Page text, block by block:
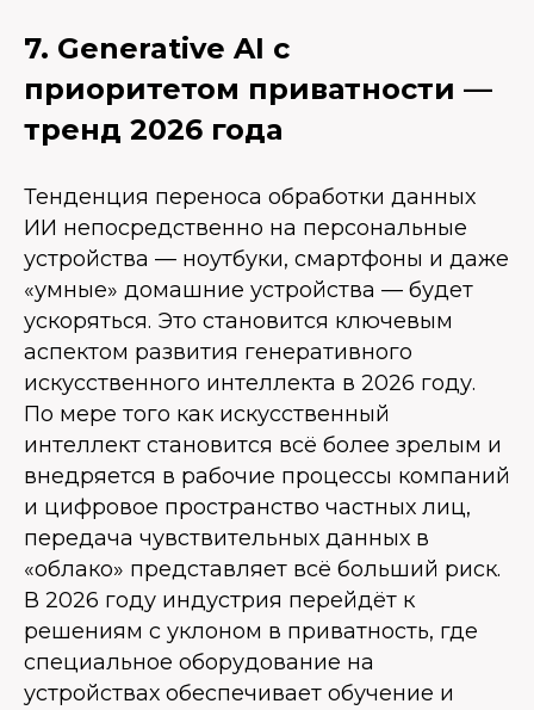
7. Generative AI с
приоритетом приватности —
тренд 2026 года
Тенденция переноса обработки данных
ИИ непосредственно на персональные
устройства — ноутбуки, смартфоны и даже
«умные» домашние устройства — будет
ускоряться. Это становится ключевым
аспектом развития генеративного
искусственного интеллекта в 2026 году.
По мере того как искусственный
интеллект становится всё более зрелым и
внедряется в рабочие процессы компаний
и цифровое пространство частных лиц,
передача чувствительных данных в
«облако» представляет всё больший риск.
В 2026 году индустрия перейдёт к
решениям с уклоном в приватность, где
специальное оборудование на
устройствах обеспечивает обучение и